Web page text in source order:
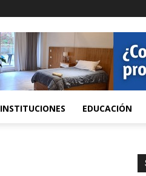
INSTITUCIONES EDUCACIÓN